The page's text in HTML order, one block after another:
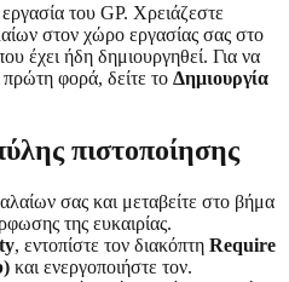
του GP. Χρειάζεστε
στον χώρο εργασίας σας στο
έχει ήδη δημιουργηθεί. Για να
πρώτη φορά, δείτε το Δημιουργία
πιστοποίησης
σας και μεταβείτε στο βήμα
της ευκαιρίας.
, εντοπίστε τον διακόπτη Require
και ενεργοποιήστε τον.